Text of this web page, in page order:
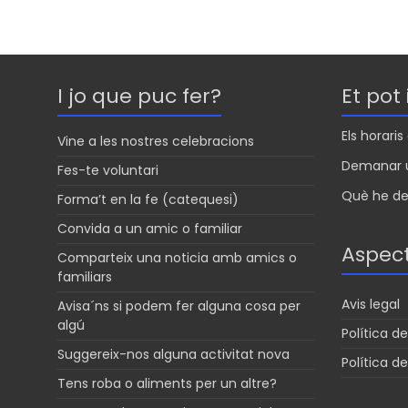
s
p
p
l
a
e
I jo que puc fer?
Vine a les nostres celebracions
Fes-te voluntari
Forma’t en la fe (catequesi)
Convida a un amic o familiar
Comparteix una noticia amb amics o
familiars
Avisa´ns si podem fer alguna cosa per
algú
Suggereix-nos alguna activitat nova
Tens roba o aliments per un altre?
Et
Els
Demanar
Què he
Avis legal
Política
Política